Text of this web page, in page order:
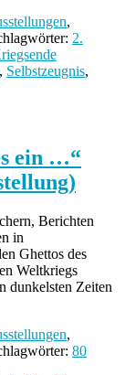
,
2.
, Selbstzeugnis,
ein …“
Berichten
in
Ghettos des
Weltkriegs
dunkelsten Zeiten
,
80